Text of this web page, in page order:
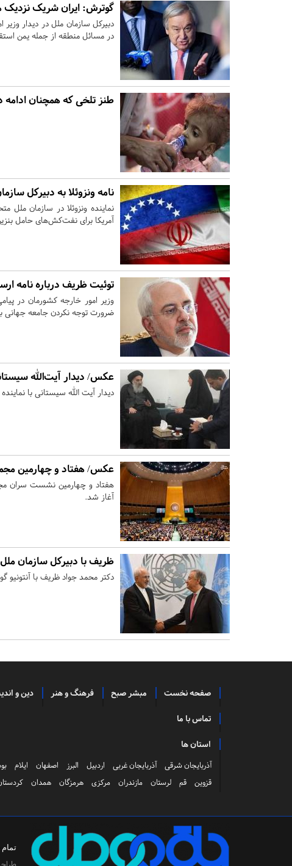
‌گوترش: ایران شریک نزدیک
دبیرکل سازمان ملل در دیدار وزیر
در مسائل منطقه از جمله یمن
طنز تلخی که همچنان ادامه
نامه ونزوئلا به دبیرکل
نماینده ونزوئلا در سازمان ملل
آمریکا برای نفت‌کش‌های حامل
توئیت ظریف درباره نامه
وزیر امور خارجه کشورمان در
ضرورت توجه نکردن جامعه جهانی
عکس/ دیدار آیت‌الله
دیدار آیت الله سیستانی با
عکس/ هفتاد و چهارمین
هفتاد و چهارمین نشست سران
آغاز شد.
ظریف با دبیرکل سازمان
دکتر محمد جواد ظریف با آنتونیو
صفحه نخست مبشر صبح فرهنگ و هنر دین و
تماس با ما
استان ها
آذربایجان شرقی آذربایجان غربی اردبیل البرز اصفهان ایلام
قزوین
قم لرستان مازندران مرکزی هرمزگان همدان